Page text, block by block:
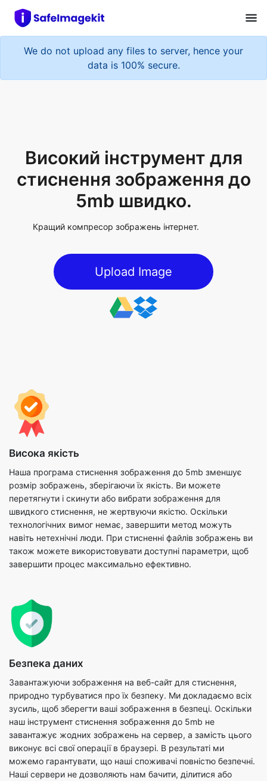
We do not upload any files to server, hence your
data is 100% secure.
5mb швидко.
Кращий компресор зображень інтернет.
Upload Image
Висока якість
Наша програма стиснення зображення до 5mb зменшує
розмір зображень, зберігаючи їх якість. Ви можете
перетягнути і скинути або вибрати зображення для
технологічних вимог немає, завершити метод можуть
навіть нетехнічні люди. При стисненні файлів зображень ви
також можете використовувати доступні параметри, щоб
завершити процес максимально ефективно.
Безпека даних
Завантажуючи зображення на веб-сайт для стиснення,
природно турбуватися про їх безпеку. Ми докладаємо всіх
зусиль, щоб зберегти ваші зображення в безпеці. Оскільки
завантажує жодних зображень на сервер, а замість цього
виконує всі свої операції в браузері. В результаті ми
можемо гарантувати, що наші споживачі повністю безпечні.
Наші сервери не дозволяють нам бачити, ділитися або
зберігати їх. Коли ви користуєтеся нашими послугами, ми
гарантуємо повну конфіденційність і конфіденційність.